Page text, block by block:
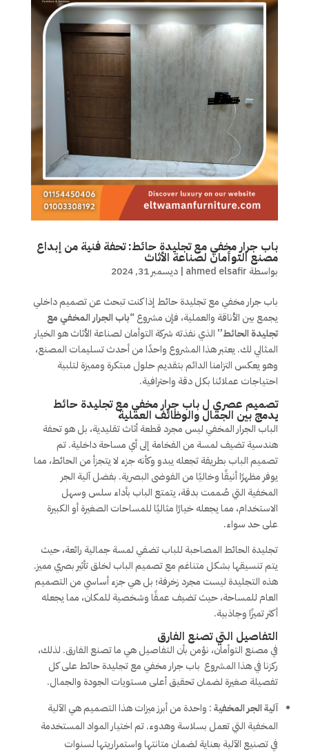
باب جرار مخفي مع تجليدة حائط: تحفة فنية من إبداع
مصنع التوأمان لصناعة الأثاث
بواسطة ahmed elsafir
| ديسمبر 31, 2024
باب جرار مخفي مع تجليدة حائط إذا كنت تبحث عن تصميم داخلي
يجمع بين الأناقة والعملية، فإن مشروع“باب الجرار المخفي مع
تجليدة الحائط” الذي نفذته شركة التوأمان لصناعة الأثاث هو الخيار
المثالي لك. يعتبر هذا المشروع واحدًا من أحدث تسليمات المصنع،
وهو يعكس التزامنا الدائم بتقديم حلول مبتكرة ومميزة لتلبية
احتياجات عملائنا بكل دقة واحترافية.
تصميم عصري ل باب جرار مخفي مع تجليدة حائط
يدمج بين الجمال والوظائف العملية
الباب الجرار المخفي ليس مجرد قطعة أثاث تقليدية، بل هو تحفة
هندسية تضيف لمسة من الفخامة إلى أي مساحة داخلية. تم
تصميم الباب بطريقة تجعله يبدو وكأنه جزء لا يتجزأ من الحائط، مما
يوفر مظهرًا أنيقًا وخاليًا من الفوضى البصرية. بفضل آلية الجر
المخفية التي صُممت بدقة، يتمتع الباب بأداء سلس وسهل
الاستخدام، مما يجعله خيارًا مثاليًا للمساحات الصغيرة أو الكبيرة
على حد سواء.
تجليدة الحائط المصاحبة للباب تضفي لمسة جمالية رائعة، حيث
يتم تنسيقها بشكل متناغم مع تصميم الباب لخلق تأثير بصري مميز.
هذه التجليدة ليست مجرد زخرفة؛ بل هي جزء أساسي من التصميم
العام للمساحة، حيث تضيف عمقًا وشخصية للمكان، مما يجعله
أكثر تميزًا وجاذبية.
التفاصيل التي تصنع الفارق
في مصنع التوأمان، نؤمن بأن التفاصيل هي ما تصنع الفارق. لذلك،
ركزنا في هذا المشروع باب جرار مخفي مع تجليدة حائط على كل
تفصيلة صغيرة لضمان تحقيق أعلى مستويات الجودة والجمال.
آلية الجر المخفية: واحدة من أبرز ميزات هذا التصميم هي الآلية
المخفية التي تعمل بسلاسة وهدوء. تم اختيار المواد المستخدمة
في تصنيع الآلية بعناية لضمان متانتها واستمراريتها لسنوات